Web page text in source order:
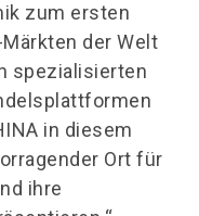
zum ersten
der Welt
spezialisierten
in diesem
Ort für
ihre